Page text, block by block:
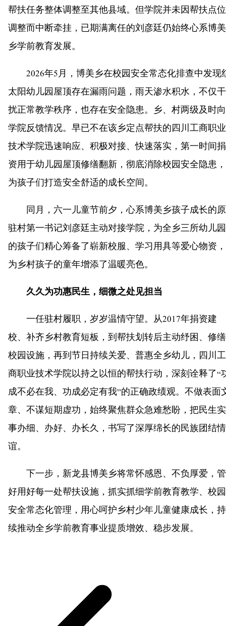
帮扶任务整体调整至其他县域。但学院并未因帮扶点位
调整而中断牵挂，已期满离任的刘彦廷仍始终心系博美
乡学前教育发展。
2026年5月，博美乡在校园安全常态化排查中发现
太阳幼儿园屋顶存在漏雨问题，雨天渗水积水，不仅干
扰正常教学秩序，也存在安全隐患。乡、村两级及时向
学院反馈情况。早已不在该乡定点帮扶的四川工商职业
技术学院迅速响应、积极对接、快速落实，第一时间捐
资用于幼儿园屋顶修缮翻新，彻底消除校园安全隐患，
为孩子们打造安全舒适的成长空间。
同月，六一儿童节前夕，心系博美乡孩子成长的原
驻村第一书记刘彦廷主动对接学院，为全乡三所幼儿园
的孩子们精心筹备了崭新校服、学习用具等爱心物资，
为乡村孩子的童年增添了温暖亮色。
久久为功惠民生，细微之处见担当
一任驻村履职，岁岁温情守望。从2017年捐资建
校、补齐乡村教育短板，到帮扶划转后主动纾困、修缮
校园设施，再到节日持续关爱、普惠全乡幼儿，四川工
商职业技术学院以持之以恒的帮扶行动，深刻诠释了“
成不必在我、功成必定有我”的正确政绩观。不做表面
章、不谋短期虚功，始终聚焦群众急难愁盼，把民生实
事办细、办好、办长久，书写了深厚绵长的民族团结情
谊。
下一步，新龙县博美乡将常怀感恩、不负厚爱，管
好用好每一处帮扶设施，抓实抓细学前教育教学、校园
安全常态化管理，用心呵护乡村少年儿童健康成长，持
续推动全乡学前教育事业提质增效、稳步发展。